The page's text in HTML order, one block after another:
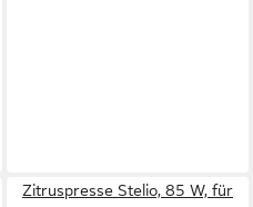
Zitruspresse Stelio, 85 W, für